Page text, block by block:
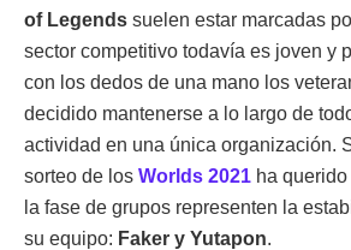
of Legends suelen estar marcadas
sector competitivo todavía es joven y
con los dedos de una mano los
decidido mantenerse a lo largo de
actividad en una única organización.
sorteo de los Worlds 2021 ha
la fase de grupos representen la
su equipo: Faker y Yutapon.